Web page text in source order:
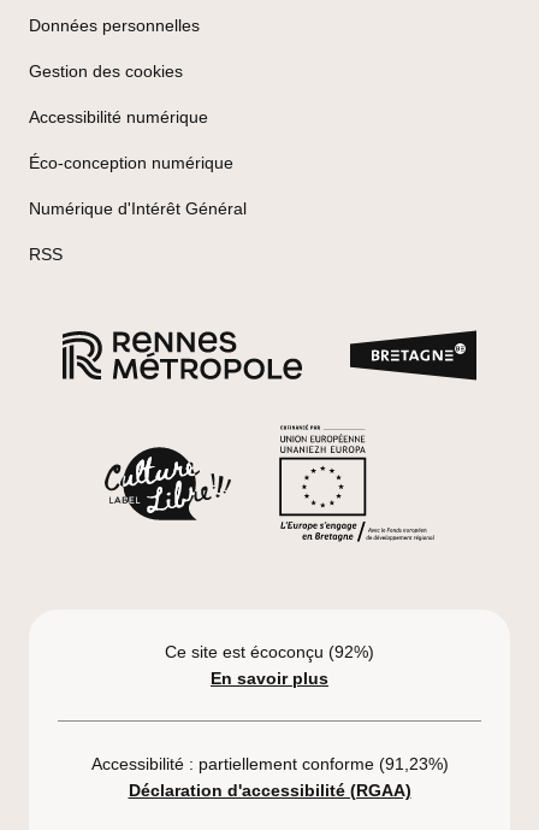
Données personnelles
Gestion des cookies
Accessibilité numérique
Éco-conception numérique
Numérique d'Intérêt Général
RSS
Rennes Métropole
Label Culture Libre
Ce site est écoconçu (92%)
En savoir plus
Accessibilité : partiellement conforme (91,23%)
Déclaration d'accessibilité (RGAA)